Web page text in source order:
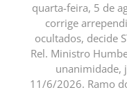
quarta-feira, 5 de
corrige
ocultados, decide
Rel. Ministro
unanimidade,
11/6/2026. Ramo